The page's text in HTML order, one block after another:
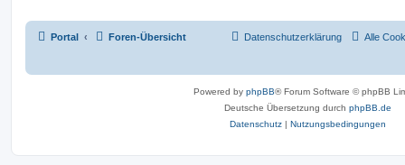
Portal Foren-Übersicht Alle
Datenschutzerklärung
Powered by phpBB® Forum Software © phpBB
Deutsche Übersetzung durch phpBB.de
Datenschutz | Nutzungsbedingungen